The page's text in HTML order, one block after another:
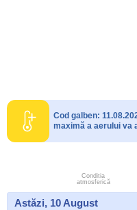
Cod galben:
maximă a aerului va
Conditia
atmosferică
Astăzi, 10 August